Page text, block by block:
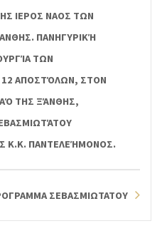
ΙΕΡΟΣ ΝΑΟΣ ΤΩΝ
ΠΑΝΗΓΥΡΙΚΉ
ΤΩΝ
ΑΠΟΣΤΌΛΩΝ, ΣΤΟΝ
ΤΗΣ ΞΆΝΘΗΣ,
Κ.Κ. ΠΑΝΤΕΛΕΉΜΟΝΟΣ.
ΣΕΒΑΣΜΙΩΤΑΤΟΥ